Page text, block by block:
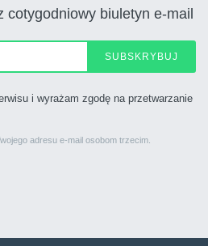
cotygodniowy biuletyn e-mail
SUBSKRYBUJ
i wyrażam zgodę na przetwarzanie
adresu e-mail osobom trzecim.